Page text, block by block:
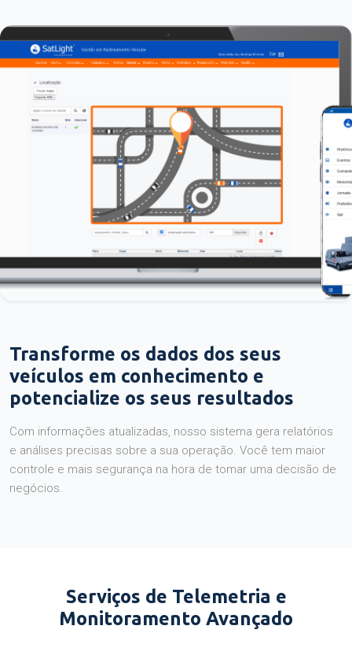
Transforme os dados dos seus
veículos em conhecimento e
potencialize os seus resultados
Com informações atualizadas, nosso sistema gera relatórios
e análises precisas sobre a sua operação. Você tem maior
controle e mais segurança na hora de tomar uma decisão de
negócios.
Serviços de Telemetria e
Monitoramento Avançado